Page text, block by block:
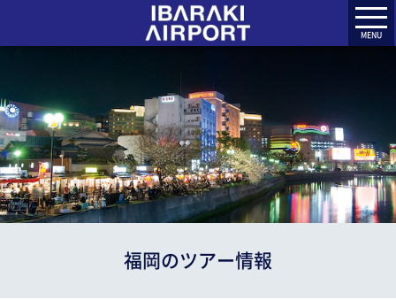
MENU
福岡のツアー情報